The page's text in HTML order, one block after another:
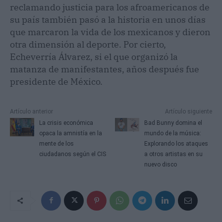
reclamando justicia para los afroamericanos de
su país también pasó a la historia en unos días
que marcaron la vida de los mexicanos y dieron
otra dimensión al deporte. Por cierto,
Echeverría Álvarez, si el que organizó la
matanza de manifestantes, años después fue
presidente de México.
Artículo anterior
La crisis económica
opaca la amnistía en la
mente de los
ciudadanos según el CIS
Artículo siguiente
Bad Bunny domina el
mundo de la música:
Explorando los ataques
a otros artistas en su
nuevo disco